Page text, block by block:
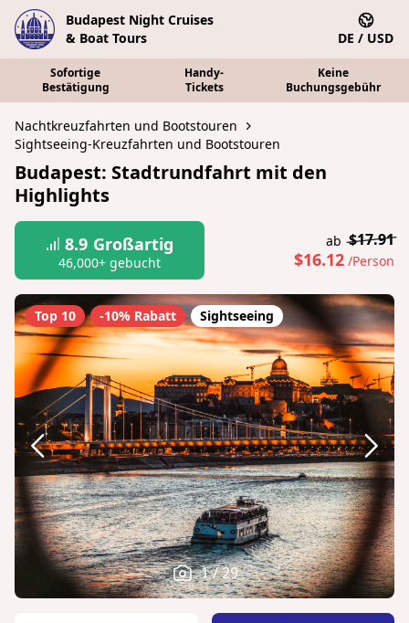
Budapest Night Cruises
& Boat Tours
DE / USD
Sofortige
Bestätigung
Handy-
Tickets
Keine
Buchungsgebühr
Nachtkreuzfahrten und Bootstouren
Sightseeing-Kreuzfahrten und Bootstouren
Budapest: Stadtrundfahrt mit den
Highlights
8.9 Großartig
46,000+ gebucht
ab $17.91
$16.12 /Person
Top 10 -10% Rabatt Sightseeing
1 / 29